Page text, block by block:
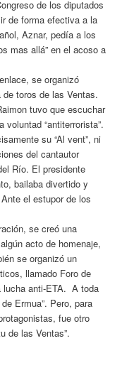
de los diputados
de forma efectiva a la
Aznar, pedía a los
mas allá” en el acoso a
se organizó
toros de las Ventas.
tuvo que escuchar
“antiterrorista”.
su “Al vent”, ni
del cantautor
Río. El presidente
bailaba divertido y
el estupor de los
se creó una
acto de homenaje,
se organizó un
llamado Foro de
lucha anti-ETA. A toda
Ermua”. Pero, para
fue otro
de las Ventas”.